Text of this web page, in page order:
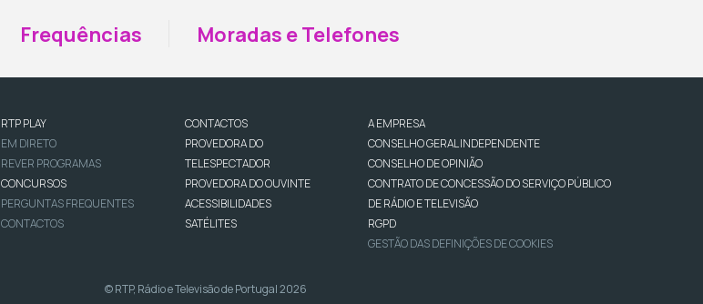
Frequências Moradas e Telefones
RTP PLAY
EM DIRETO
REVER PROGRAMAS
CONCURSOS
PERGUNTAS FREQUENTES
CONTACTOS
CONTACTOS
PROVEDORA DO
TELESPECTADOR
PROVEDORA DO OUVINTE
ACESSIBILIDADES
SATÉLITES
A EMPRESA
CONSELHO GERAL INDEPENDENTE
CONSELHO DE OPINIÃO
CONTRATO DE CONCESSÃO DO SERVIÇO PÚBLICO
DE RÁDIO E TELEVISÃO
RGPD
GESTÃO DAS DEFINIÇÕES DE COOKIES
© RTP, Rádio e Televisão de Portugal 2026